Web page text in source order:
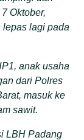
Oktober,
lagi pada
anak usaha
dari Polres
masuk ke
sawit.
LBH Padang